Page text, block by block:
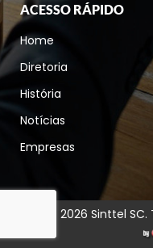
ACESSO RÁPIDO
Home
Diretoria
História
Notícias
Empresas
© 2026 Sinttel